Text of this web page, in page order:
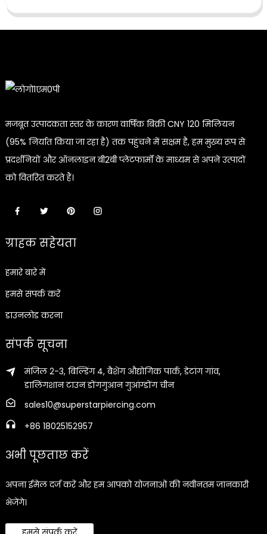
मजबूत उत्पादकता स्तर के कारण वार्षिक बिक्री CNY 120 मिलियन
(95% निर्यात किया जा रहा है) तक पहुंचने में सक्षम है, हम मुख्य रूप से
प्रदर्शनियों और ऑनलाइन बी2बी प्लेटफार्मों के माध्यम से अपने उत्पादों
को वितरित करते हैं।
ग्राहक सहेयता
हमारे बारे में
हमसे संपर्क करें
डाउनलोड करना
संपर्क सूचना
मंजिल 2-3, बिल्डिंग 4, बैशेंग औद्योगिक पार्क, डेटांग गांव,
डालिंगशान टाउन डोंगगुआन गुआंग्डोंग चीन
sales10@superstarpiercing.com
+86 18025152957
अभी पूछताछ करें
अपना ईमेल दर्ज करें और हम आपको योजनाओं की नवीनतम जानकारी
भेजेंगे।